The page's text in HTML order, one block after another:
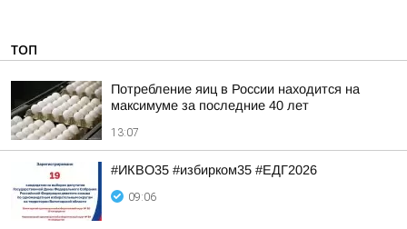
ТОП
Потребление яиц в России находится на
максимуме за последние 40 лет
13:07
#ИКВО35 #избирком35 #ЕДГ2026
09:06